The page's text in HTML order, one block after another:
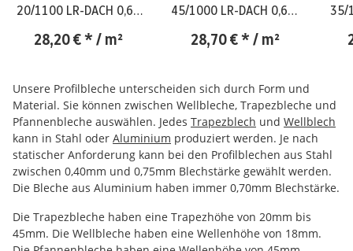
20/1100 LR-DACH 0,63
mm-RAL 7016 /
anthrazitgrau
28,20 €* / m²
45/1000 LR-DACH 0,63-
RAL 7016 /
anthrazitgrau
28,70 €* / m²
35/
Unsere Profilbleche unterscheiden sich durch Form und
Material. Sie können zwischen Wellbleche, Trapezbleche und
Pfannenbleche auswählen. Jedes Trapezblech und Wellblech
kann in Stahl oder Aluminium produziert werden. Je nach
statischer Anforderung kann bei den Profilblechen aus Stahl
zwischen 0,40mm und 0,75mm Blechstärke gewählt werden.
Die Bleche aus Aluminium haben immer 0,70mm Blechstärke.
Die Trapezbleche haben eine Trapezhöhe von 20mm bis
45mm. Die Wellbleche haben eine Wellenhöhe von 18mm.